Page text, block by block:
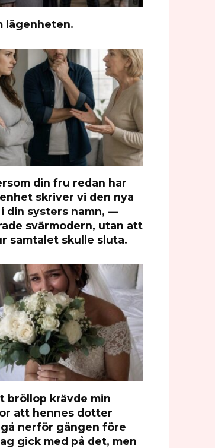
lägenheten.
din fru redan har
skriver vi den nya
din systers namn, —
svärmodern, utan att
samtalet skulle sluta.
bröllop krävde min
att hennes dotter
nerför gången före
gick med på det, men